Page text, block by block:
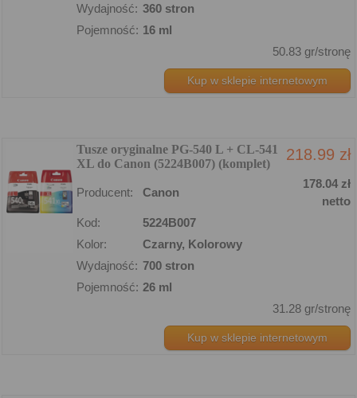
Wydajność: 360 stron
Pojemność: 16 ml
50.83 gr/stronę
Kup w sklepie internetowym
Tusze oryginalne PG-540 L + CL-541
XL do Canon (5224B007) (komplet)
218.99 zł
Producent: Canon
178.04 zł
netto
Kod:
5224B007
Kolor:
Czarny, Kolorowy
Wydajność: 700 stron
Pojemność: 26 ml
31.28 gr/stronę
Kup w sklepie internetowym